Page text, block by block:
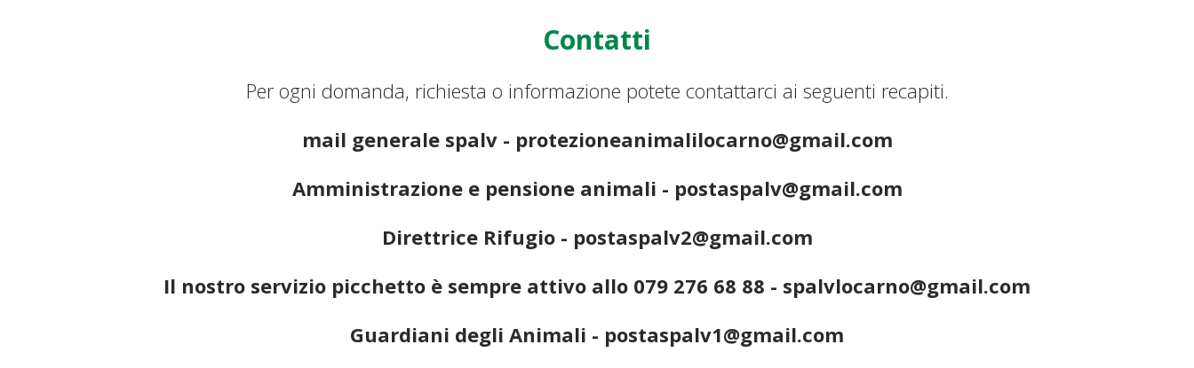
Contatti
Per ogni domanda, richiesta o informazione potete contattarci ai seguenti recapiti.
mail generale spalv - protezioneanimalilocarno@gmail.com
Amministrazione e pensione animali - postaspalv@gmail.com
Direttrice Rifugio - postaspalv2@gmail.com
Il nostro servizio picchetto è sempre attivo allo 079 276 68 88 - spalvlocarno@gmail.com
Guardiani degli Animali - postaspalv1@gmail.com